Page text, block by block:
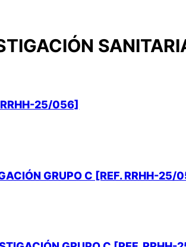
RRHH-25/056]
GRUPO C [REF. RRHH-25/